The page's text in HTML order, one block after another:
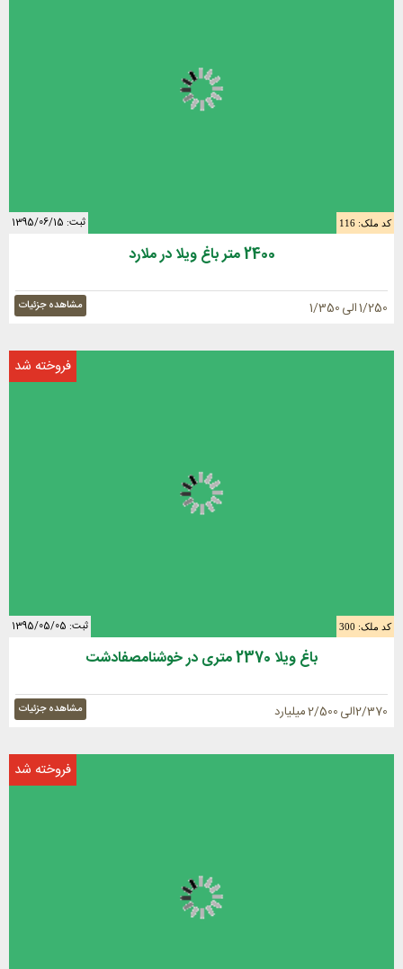
کد ملک: 116 ثبت: 1395/06/15
2400 متر باغ ویلا در ملارد
1/250 الی 1/350 مشاهده جزئیات
فروخته شد
کد ملک: 300 ثبت: 1395/05/05
باغ ویلا 2370 متری در خوشنامصفادشت
2/370الی 2/500 میلیارد مشاهده جزئیات
فروخته شد